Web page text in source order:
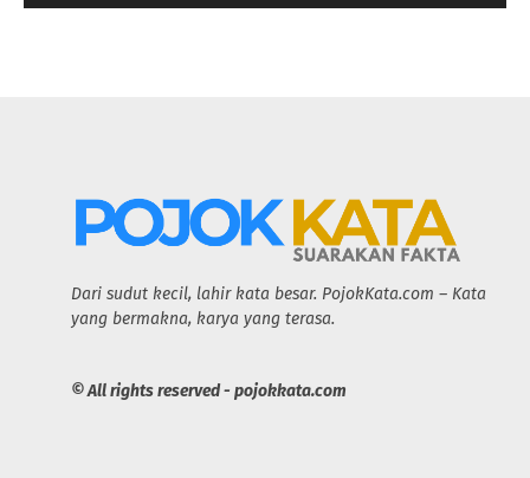
Dari sudut kecil, lahir kata besar. PojokKata.com – Kata
yang bermakna, karya yang terasa.
© All rights reserved - pojokkata.com